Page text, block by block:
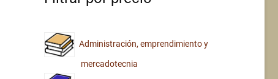
Administración, emprendimiento y
mercadotecnia